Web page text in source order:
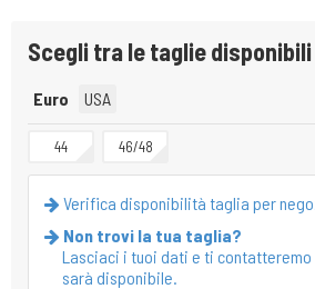
Scegli tra le taglie disponibili
Euro USA
44 46/48
Verifica disponibilità taglia per
Non trovi la tua taglia?
Lasciaci i tuoi dati e ti contatteremo
sarà disponibile.